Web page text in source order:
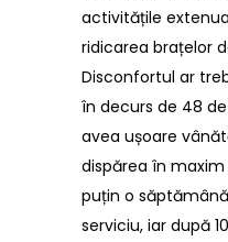
activitățile
ridicarea brațelor
Disconfortul ar
în decurs de 48
avea ușoare
dispărea în
puțin o
serviciu, iar după